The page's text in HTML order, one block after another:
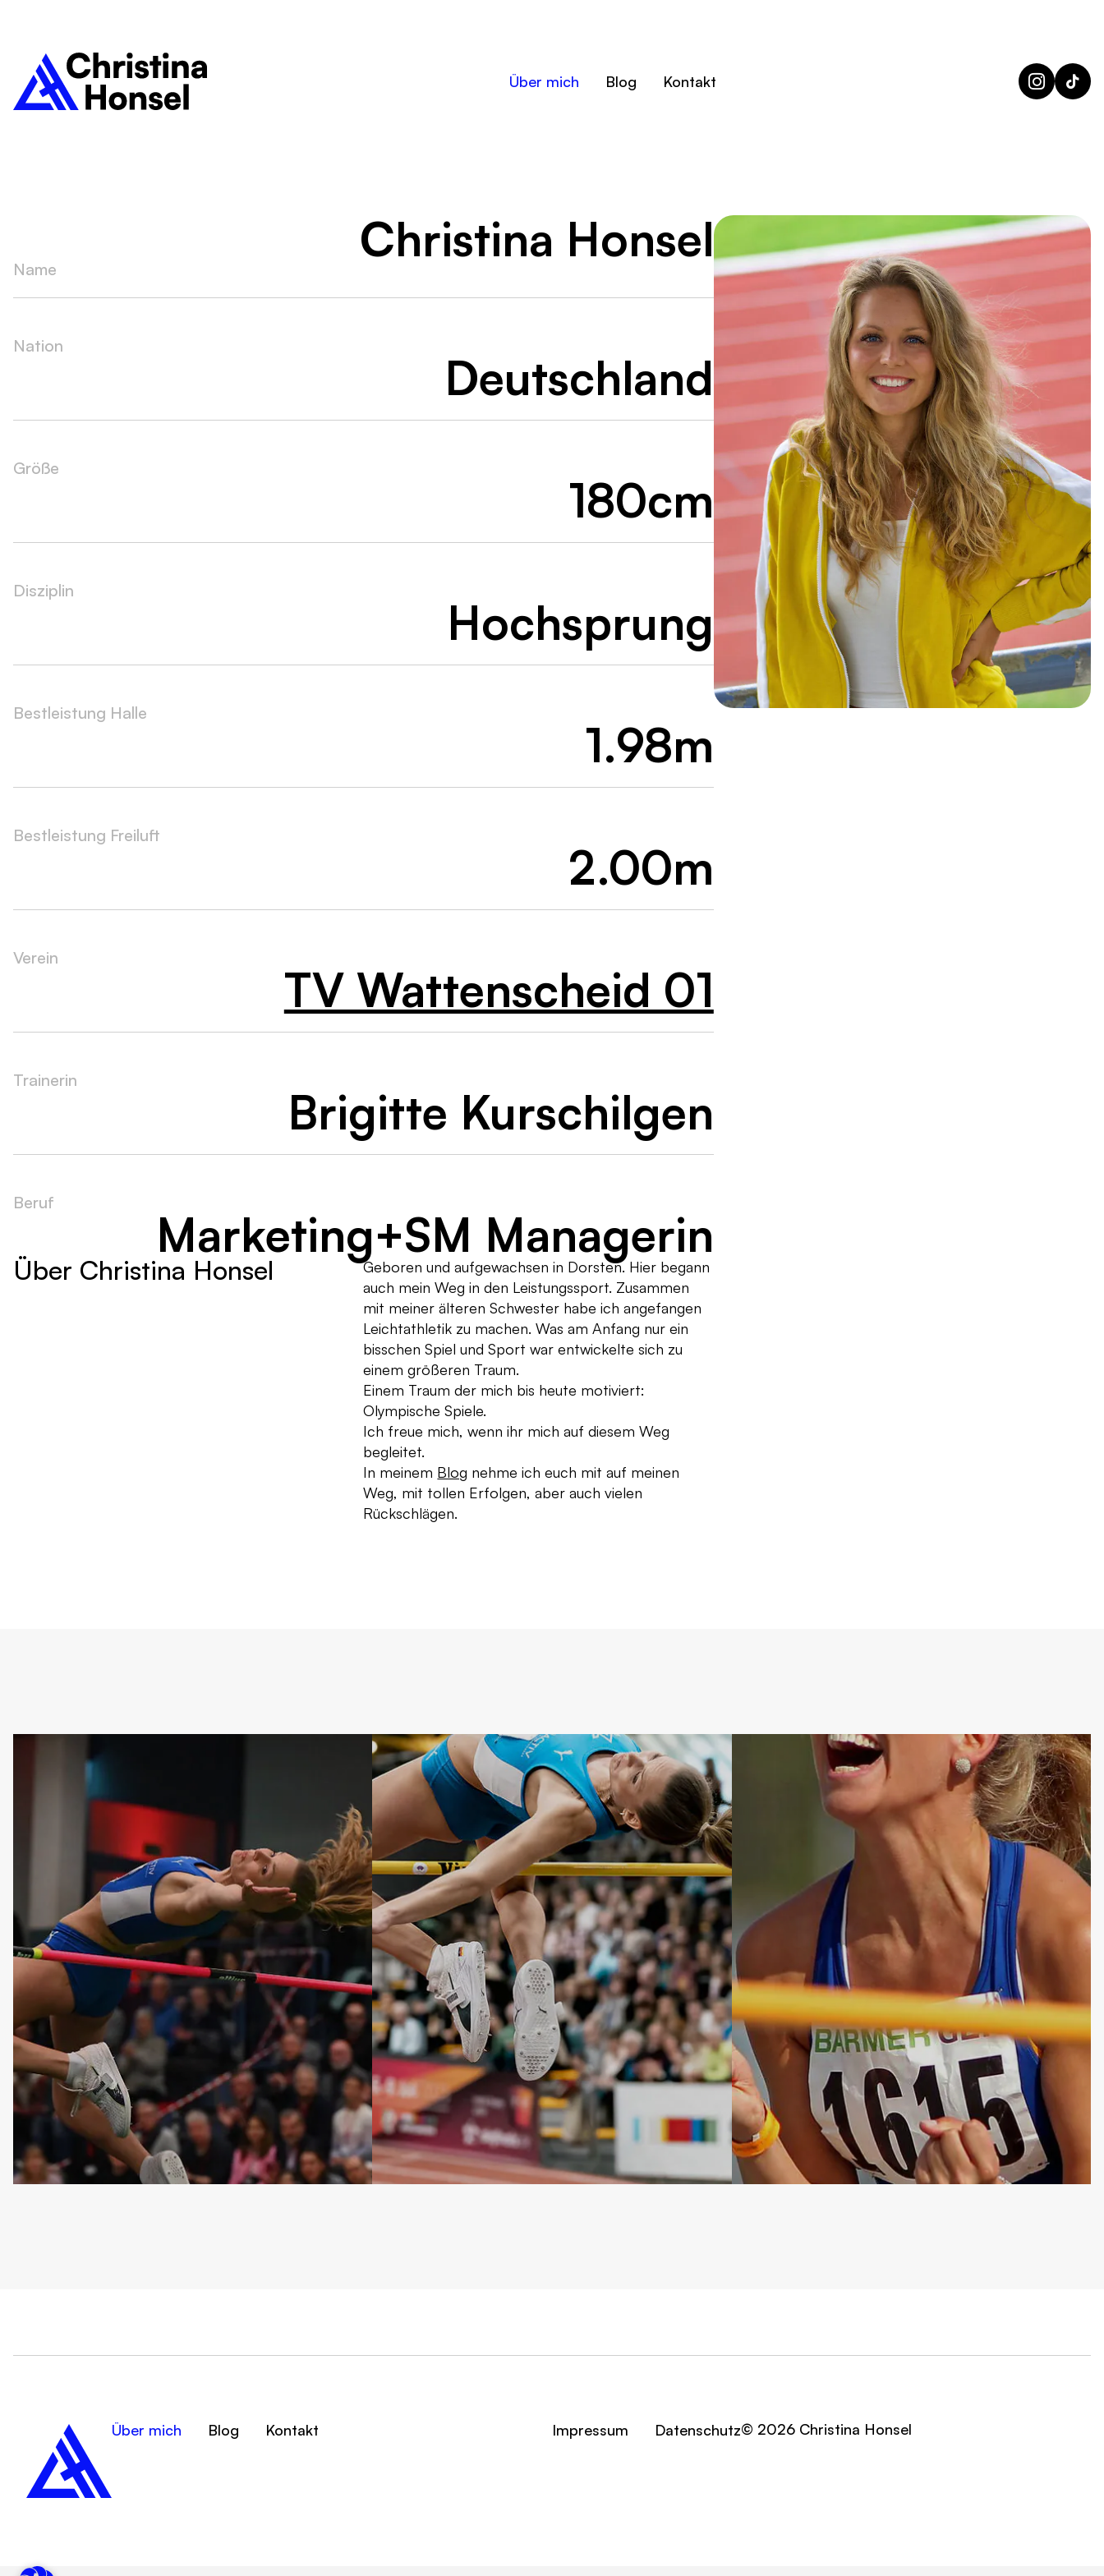
Über mich Blog Kontakt
Christina Honsel
Name
Nation
Deutschland
Größe
180cm
Disziplin
Hochsprung
Bestleistung Halle
1.98m
Bestleistung Freiluft
2.00m
Verein
TV Wattenscheid 01
Trainerin
Brigitte Kurschilgen
Beruf
Marketing+SM Managerin
Über Christina Honsel
Geboren und aufgewachsen in Dorsten. Hier begann
auch mein Weg in den Leistungssport. Zusammen
mit meiner älteren Schwester habe ich angefangen
Leichtathletik zu machen. Was am Anfang nur ein
bisschen Spiel und Sport war entwickelte sich zu
einem größeren Traum.
Einem Traum der mich bis heute motiviert:
Olympische Spiele.
Ich freue mich, wenn ihr mich auf diesem Weg
begleitet.
In meinem Blog nehme ich euch mit auf meinen
Weg, mit tollen Erfolgen, aber auch vielen
Rückschlägen.
Über mich Blog Kontakt Impressum Datenschutz© 2026 Christina Honsel